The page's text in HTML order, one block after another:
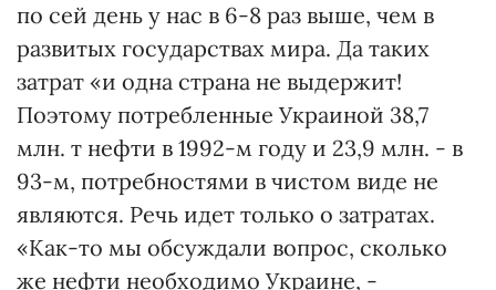
по сей день у нас в 6-8 раз выше, чем в
развитых государствах мира. Да таких
затрат «и одна страна не выдержит!
Поэтому потребленные Украиной 38,7
млн. т нефти в 1992-м году и 23,9 млн. - в
93-м, потребностями в чистом виде не
являются. Речь идет только о затратах.
«Как-то мы обсуждали вопрос, сколько
же нефти необходимо Украине, -